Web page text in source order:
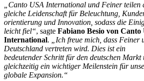
„Canto USA International und Feiner teilen
gleiche Leidenschaft für Beleuchtung,
orientierung und Innovation, sodass die
leicht fiel“, sagte Fabiano Besio von Canto
International.
„Ich freue mich, dass Feiner
Deutschland vertreten wird. Dies ist ein
bedeutender Schritt für den deutschen Markt
gleichzeitig ein wichtiger Meilenstein für
globale Expansion.“